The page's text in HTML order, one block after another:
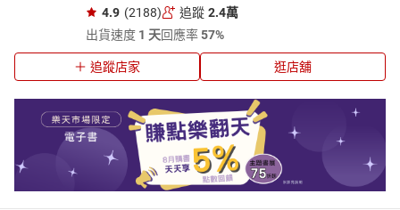
4.9 (2188) 追蹤 2.4萬
出貨速度 1 天回應率57%
追蹤店家 逛店舖